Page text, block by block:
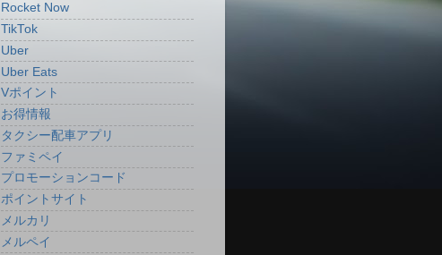
Rocket Now
TikTok
Uber
Uber Eats
Vポイント
お得情報
タクシー配車アプリ
ファミペイ
プロモーションコード
ポイントサイト
メルカリ
メルペイ